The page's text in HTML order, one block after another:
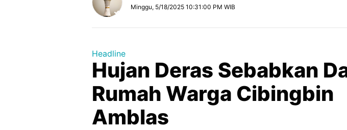
Minggu, 5/18/2025 10:31:00 PM WIB
Headline
Hujan Deras Sebabkan
Rumah Warga Cibingbin
Amblas